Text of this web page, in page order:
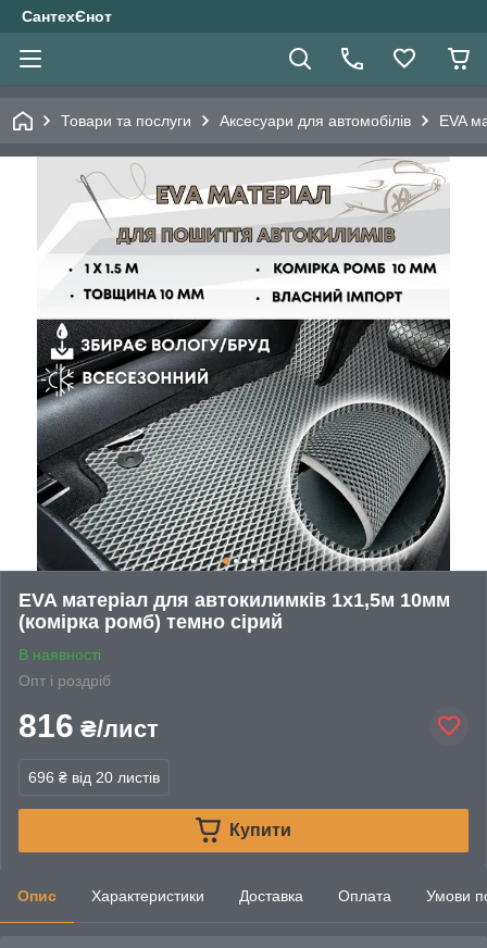
СантехЄнот
Товари та послуги Аксесуари для автомобілів EVA
EVA матеріал для автокилимків 1х1,5м 10мм
(комірка ромб) темно сірий
В наявності
Опт і роздріб
816 ₴/лист
696 ₴ від 20 листів
Купити
Опис Характеристики Доставка Оплата Умови